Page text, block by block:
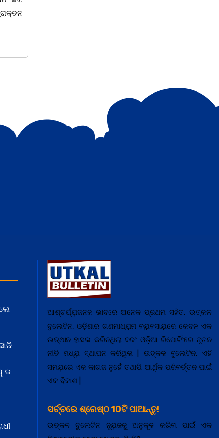
ର
ଆଶ୍ଚର୍ଯ୍ଯ଼ଜନକ ଭାବରେ ଅନେକ ପ୍ରଥମ ସହିତ, ଉତ୍କଳ
ବୁଲେଟିନ, ଓଡ଼ିଶାର ଗଣମାଧ୍ଯ଼ମ ବ୍ଯ଼ବସାଯ଼ରେ କେବଳ ଏକ
ଉତ୍ଥାନ ହାସଲ କରିନଥିଲା ବରଂ ଓଡ଼ିଆ ରିପୋର୍ଟିଂରେ ନୂତନ
ନୀତି ମଧ୍ଯ଼ ସ୍ଥାପନ କରିଥିଲା | ଉତ୍କଳ ବୁଲେଟିନ, ଏହି
ସମଯ଼ରେ ଏକ କାଗଜ ନୁହେଁ ତଥାପି ଆର୍ଥିକ ପରିବର୍ତ୍ତନ ପାଇଁ
ଏକ ବିକାଶ |
ସର୍ଚ୍ଚରେ ଶ୍ରେଷ୍ଠ 10ଟି ପାଆନ୍ତୁ!
ଉତ୍କଳ ବୁଲେଟିନ ନ୍ଯ଼ୁଜକୁ ଅନୁକୂଳ କରିବା ପାଇଁ ଏକ